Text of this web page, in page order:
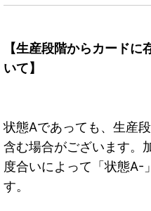
【生産段階からカード
いて】
状態Aであっても、生産
含む場合がございます。
度合いによって「状態A-
す。